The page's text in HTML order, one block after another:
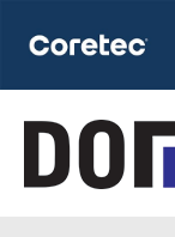
TIPY
Zprávy